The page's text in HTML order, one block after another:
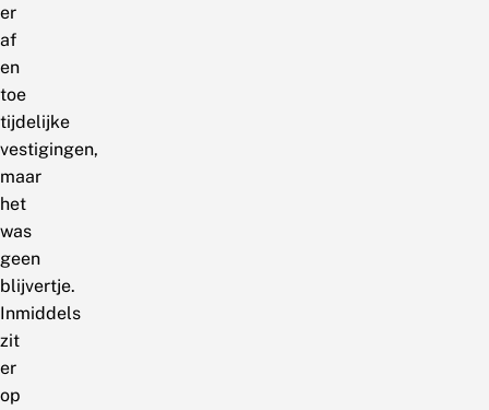
er
af
en
toe
tijdelijke
vestigingen,
maar
het
was
geen
blijvertje.
Inmiddels
zit
er
op